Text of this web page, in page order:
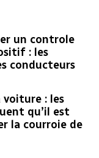
un controle
: les
conducteurs
: les
qu’il est
la courroie de